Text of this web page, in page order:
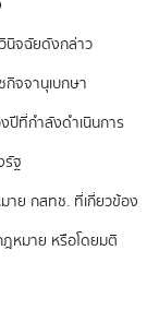
นิจฉัยดังกล่าว
จจานุเบกษา
ปีที่กำลังดำเนินการ
รัฐ
าย กสทช. ที่เกี่ยวข้อง
หมาย หรือโดยมติ